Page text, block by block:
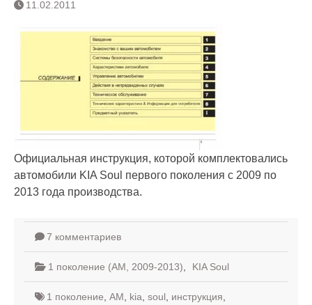
11.02.2011
Официальная инструкция, которой комплектовались
автомобили KIA Soul первого поколения с 2009 по
2013 года производства.
7 комментариев
1 поколение (AM, 2009-2013) KIA Soul
1 поколение AM kia soul инструкция